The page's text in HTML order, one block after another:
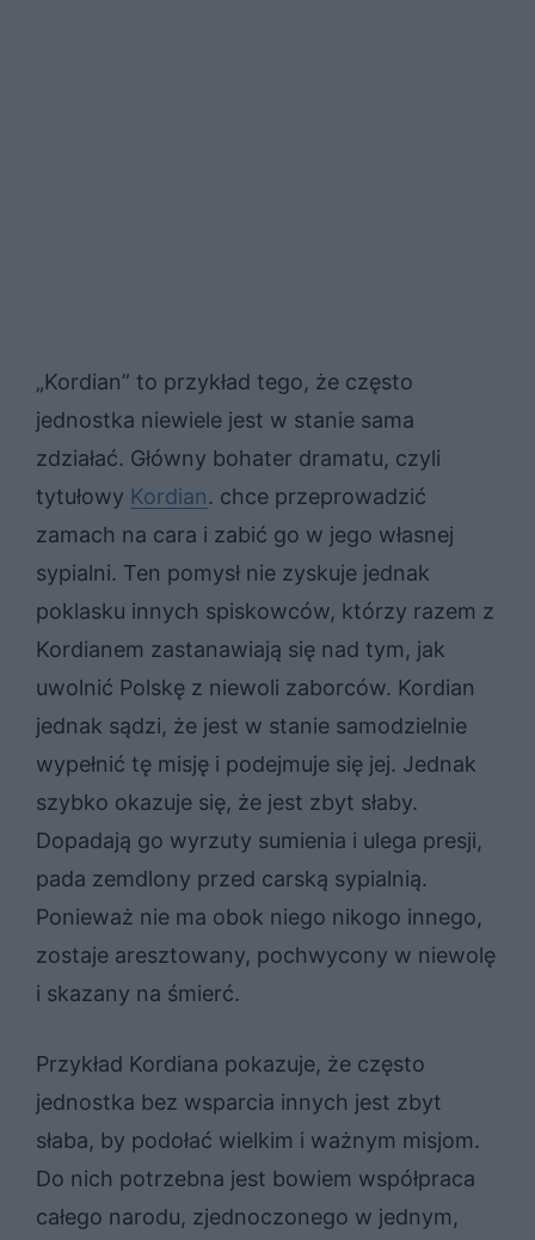
„Kordian” to przykład tego, że często
jednostka niewiele jest w stanie sama
zdziałać. Główny bohater dramatu, czyli
tytułowy Kordian. chce przeprowadzić
zamach na cara i zabić go w jego własnej
sypialni. Ten pomysł nie zyskuje jednak
poklasku innych spiskowców, którzy razem z
Kordianem zastanawiają się nad tym, jak
uwolnić Polskę z niewoli zaborców. Kordian
jednak sądzi, że jest w stanie samodzielnie
wypełnić tę misję i podejmuje się jej. Jednak
szybko okazuje się, że jest zbyt słaby.
Dopadają go wyrzuty sumienia i ulega presji,
pada zemdlony przed carską sypialnią.
Ponieważ nie ma obok niego nikogo innego,
zostaje aresztowany, pochwycony w niewolę
i skazany na śmierć.
Przykład Kordiana pokazuje, że często
jednostka bez wsparcia innych jest zbyt
słaba, by podołać wielkim i ważnym misjom.
Do nich potrzebna jest bowiem współpraca
całego narodu, zjednoczonego w jednym,